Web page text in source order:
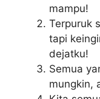
mampu!
Terpuruk
tapi
dejatku!
Semua
mungkin,